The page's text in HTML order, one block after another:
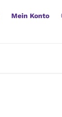
Mein Konto